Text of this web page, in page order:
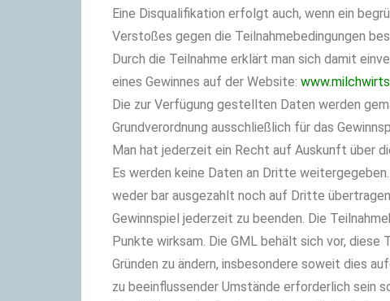
Eine Disqualifikation erfolgt auch, wenn ein
Verstoßes gegen die Teilnahmebedingungen
Durch die Teilnahme erklärt man sich damit
eines Gewinnes auf der Website:
Die zur Verfügung gestellten Daten werden
Grundverordnung ausschließlich für das
Man hat jederzeit ein Recht auf Auskunft über
Es werden keine Daten an Dritte
weder bar ausgezahlt noch auf Dritte
Gewinnspiel jederzeit zu beenden. Die
Punkte wirksam. Die GML behält sich vor, diese
Gründen zu ändern, insbesondere soweit dies
zu beeinflussender Umstände erforderlich sein